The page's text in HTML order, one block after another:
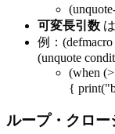
可変長引数
例：
(unquote
(when
{
ループ・クロ